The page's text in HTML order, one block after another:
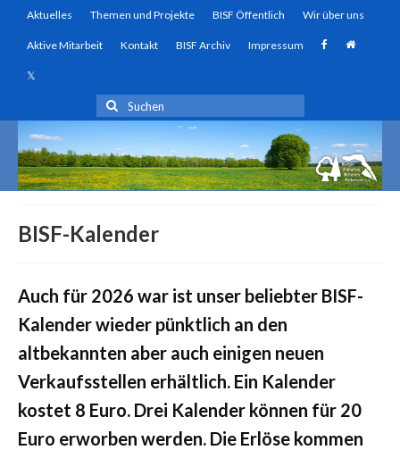
Aktuelles Themen und Projekte BISF Öffentlich Wir über uns
Aktive Mitarbeit Kontakt BISF Archiv Impressum
Suchen
nach:
BISF-Kalender
Auch für 2026 war ist unser beliebter BISF-
Kalender wieder pünktlich an den
altbekannten aber auch einigen neuen
Verkaufsstellen erhältlich. Ein Kalender
kostet 8 Euro. Drei Kalender können für 20
Euro erworben werden. Die Erlöse kommen